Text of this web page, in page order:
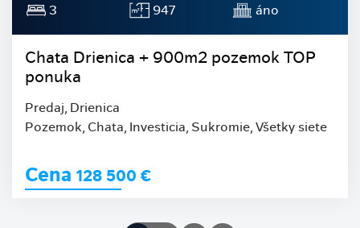
3 947 áno
Chata Drienica + 900m2 pozemok TOP
ponuka
Predaj, Drienica
Pozemok, Chata, Investicia, Sukromie, Všetky siete
Cena 128 500 €